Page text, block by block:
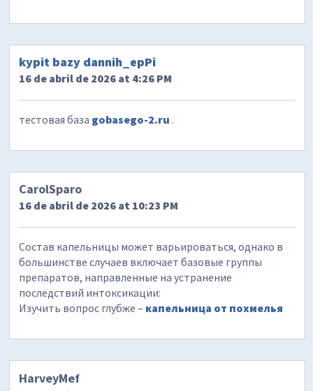
kypit bazy dannih_epPi
16 de abril de 2026 at 4:26 PM
тестовая база gobasego-2.ru .
CarolSparo
16 de abril de 2026 at 10:23 PM
Состав капельницы может варьироваться, однако в
большинстве случаев включает базовые группы
препаратов, направленные на устранение
последствий интоксикации:
Изучить вопрос глубже – капельница от похмелья
HarveyMef